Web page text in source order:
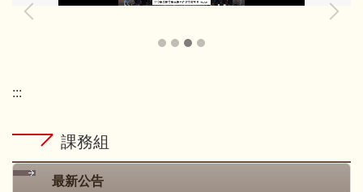
:::
課務組
最新公告